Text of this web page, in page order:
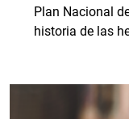
Plan Nacional
historia de las